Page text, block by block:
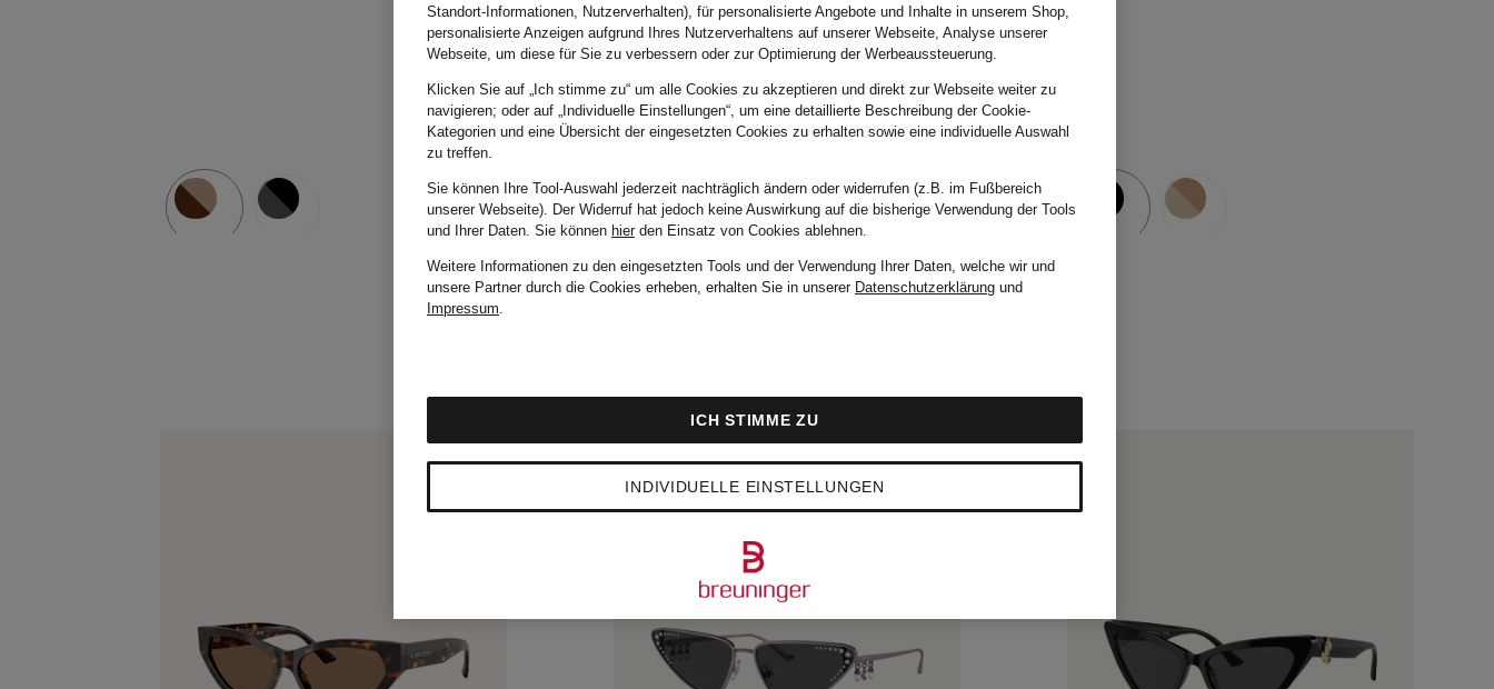
Standort-Informationen, Nutzerverhalten), für personalisierte Angebote und Inhalte in unserem Shop,
personalisierte Anzeigen aufgrund Ihres Nutzerverhaltens auf unserer Webseite, Analyse unserer
Webseite, um diese für Sie zu verbessern oder zur Optimierung der Werbeaussteuerung.
Klicken Sie auf „Ich stimme zu“ um alle Cookies zu akzeptieren und direkt zur Webseite weiter zu
navigieren; oder auf „Individuelle Einstellungen“, um eine detaillierte Beschreibung der Cookie-
Kategorien und eine Übersicht der eingesetzten Cookies zu erhalten sowie eine individuelle Auswahl
zu treffen.
Sie können Ihre Tool-Auswahl jederzeit nachträglich ändern oder widerrufen (z.B. im Fußbereich
unserer Webseite). Der Widerruf hat jedoch keine Auswirkung auf die bisherige Verwendung der Tools
und Ihrer Daten. Sie können hierden Einsatz von Cookies ablehnen.
Weitere Informationen zu den eingesetzten Tools und der Verwendung Ihrer Daten, welche wir und
unsere Partner durch die Cookies erheben, erhalten Sie in unserer Datenschutzerklärung und
Impressum.
INDIVIDUELLE EINSTELLUNGEN
ICH STIMME ZU